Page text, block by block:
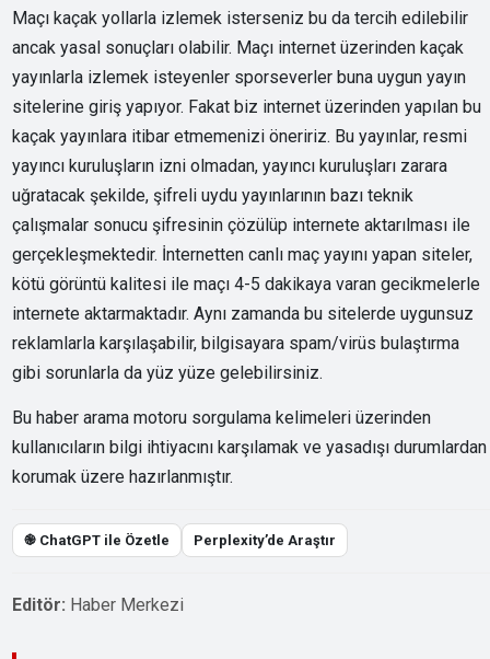
Maçı kaçak yollarla izlemek isterseniz bu da tercih edilebilir
ancak yasal sonuçları olabilir. Maçı internet üzerinden kaçak
yayınlarla izlemek isteyenler sporseverler buna uygun yayın
sitelerine giriş yapıyor. Fakat biz internet üzerinden yapılan bu
kaçak yayınlara itibar etmemenizi öneririz. Bu yayınlar, resmi
yayıncı kuruluşların izni olmadan, yayıncı kuruluşları zarara
uğratacak şekilde, şifreli uydu yayınlarının bazı teknik
çalışmalar sonucu şifresinin çözülüp internete aktarılması ile
gerçekleşmektedir. İnternetten canlı maç yayını yapan siteler,
kötü görüntü kalitesi ile maçı 4-5 dakikaya varan gecikmelerle
internete aktarmaktadır. Aynı zamanda bu sitelerde uygunsuz
reklamlarla karşılaşabilir, bilgisayara spam/virüs bulaştırma
gibi sorunlarla da yüz yüze gelebilirsiniz.
Bu haber arama motoru sorgulama kelimeleri üzerinden
kullanıcıların bilgi ihtiyacını karşılamak ve yasadışı durumlardan
korumak üzere hazırlanmıştır.
֎ ChatGPT ile Özetle Perplexity’de Araştır
Editör: Haber Merkezi